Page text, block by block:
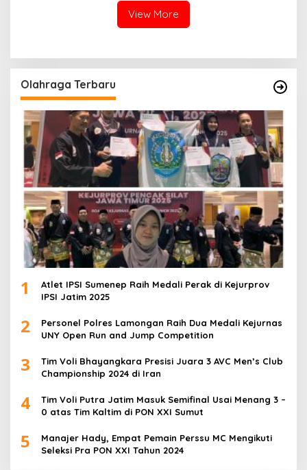
View More
Olahraga Terbaru
1
Atlet IPSI Sumenep Raih Medali Perak di Kejurprov
IPSI Jatim 2025
2
Personel Polres Lamongan Raih Dua Medali Kejurnas
UNY Open Run and Jump Competition
3
Tim Voli Bhayangkara Presisi Juara 3 AVC Men’s Club
Championship 2024 di Iran
4
Tim Voli Putra Jatim Masuk Semifinal Usai Menang 3 –
0 atas Tim Kaltim di PON XXI Sumut
5
Manajer Hady, Empat Pemain Perssu MC Mengikuti
Seleksi Pra PON XXI Tahun 2024